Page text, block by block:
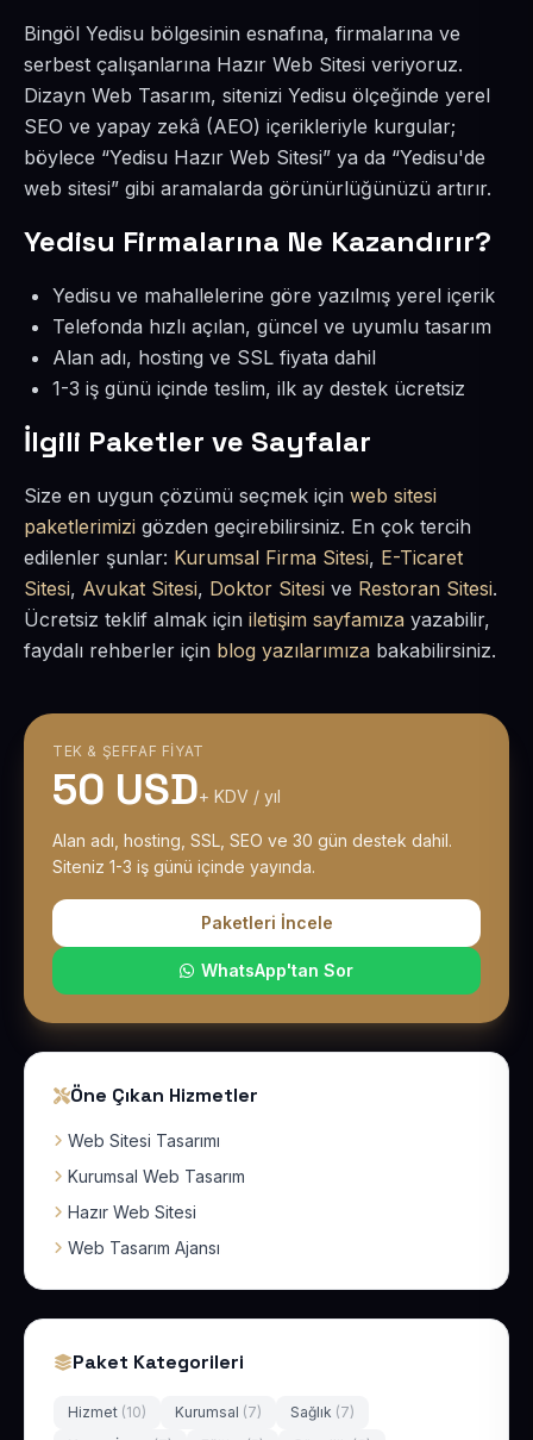
Bingöl Yedisu bölgesinin esnafına, firmalarına ve
serbest çalışanlarına Hazır Web Sitesi veriyoruz.
Dizayn Web Tasarım, sitenizi Yedisu ölçeğinde yerel
SEO ve yapay zekâ (AEO) içerikleriyle kurgular;
böylece “Yedisu Hazır Web Sitesi” ya da “Yedisu'de
web sitesi” gibi aramalarda görünürlüğünüzü artırır.
Yedisu Firmalarına Ne Kazandırır?
Yedisu ve mahallelerine göre yazılmış yerel içerik
Telefonda hızlı açılan, güncel ve uyumlu tasarım
Alan adı, hosting ve SSL fiyata dahil
1-3 iş günü içinde teslim, ilk ay destek ücretsiz
İlgili Paketler ve Sayfalar
Size en uygun çözümü seçmek için web sitesi
paketlerimizi gözden geçirebilirsiniz. En çok tercih
edilenler şunlar: Kurumsal Firma Sitesi, E-Ticaret
Sitesi, Avukat Sitesi, Doktor Sitesi ve Restoran Sitesi.
Ücretsiz teklif almak için iletişim sayfamıza yazabilir,
faydalı rehberler için blog yazılarımıza bakabilirsiniz.
TEK & ŞEFFAF FIYAT
50 USD+ KDV / yıl
Alan adı, hosting, SSL, SEO ve 30 gün destek dahil.
Siteniz 1-3 iş günü içinde yayında.
Paketleri İncele
WhatsApp'tan Sor
Öne Çıkan Hizmetler
Web Sitesi Tasarımı
Kurumsal Web Tasarım
Hazır Web Sitesi
Web Tasarım Ajansı
Paket Kategorileri
Hizmet (10) Kurumsal (7) Sağlık (7)